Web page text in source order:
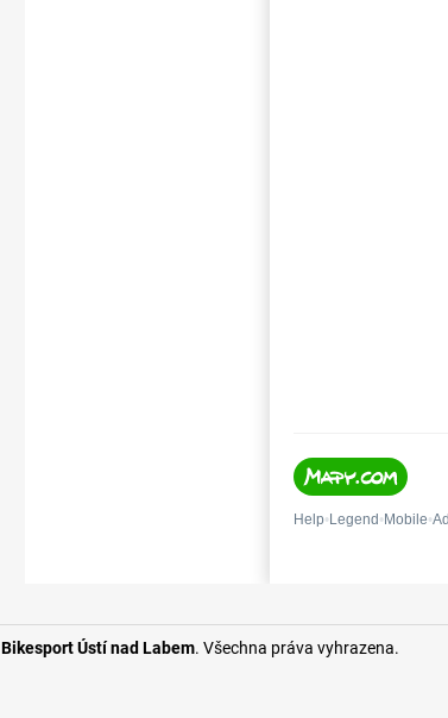
Bikesport Ústí nad Labem. Všechna práva vyhrazena.